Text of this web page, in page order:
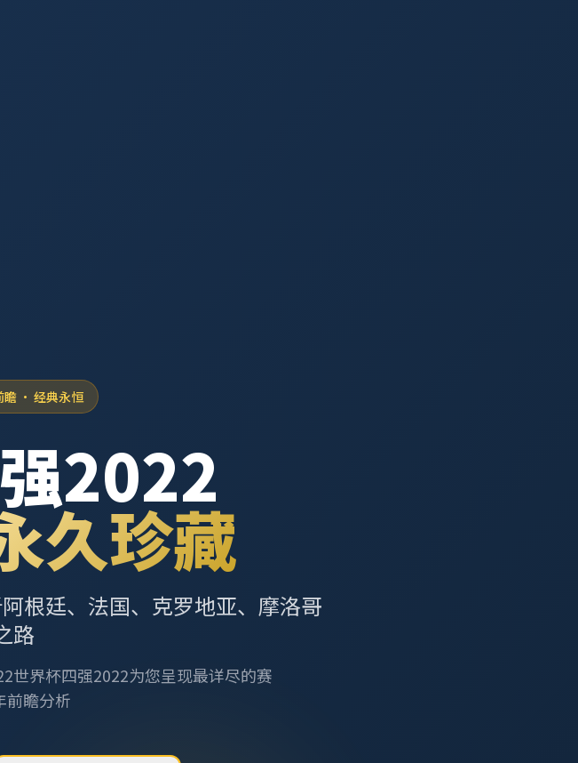
瞻 · 经典永恒
2022
久珍藏
根廷、法国、克罗地亚、摩洛哥
路
世界杯四强2022为您呈现最详尽的赛
前瞻分析